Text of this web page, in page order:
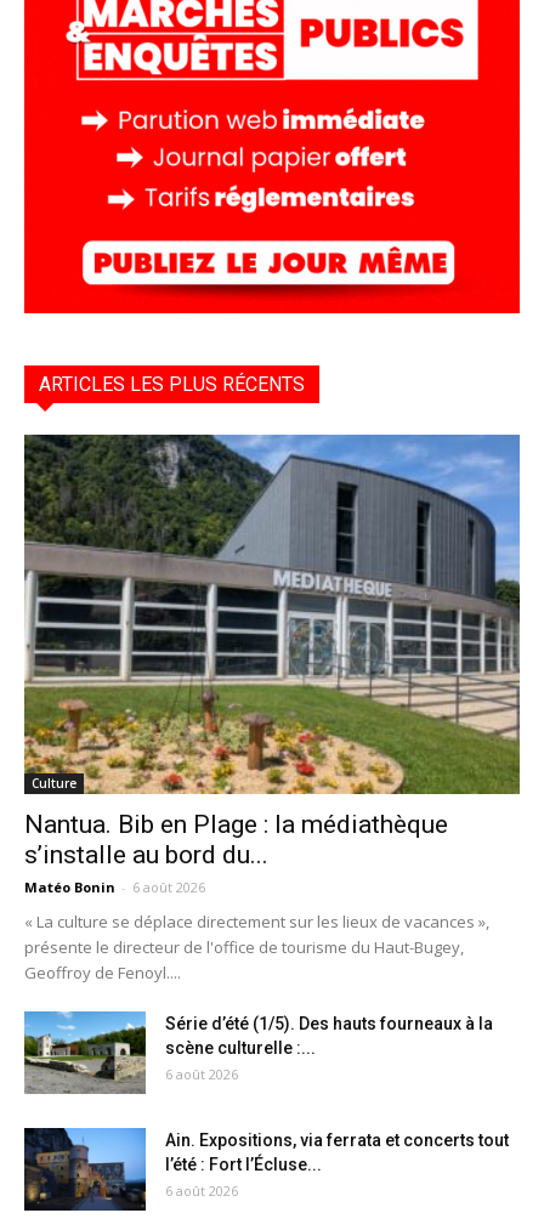
ARTICLES LES PLUS RÉCENTS
Culture
Nantua. Bib en Plage : la médiathèque
s’installe au bord du...
Matéo Bonin - 6 août 2026
« La culture se déplace directement sur les lieux de vacances »,
présente le directeur de l'office de tourisme du Haut-Bugey,
Geoffroy de Fenoyl....
Série d’été (1/5). Des hauts fourneaux à la
scène culturelle :...
6 août 2026
Ain. Expositions, via ferrata et concerts tout
l’été : Fort l’Écluse...
6 août 2026